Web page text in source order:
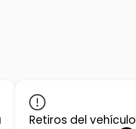
Retiros del vehículo